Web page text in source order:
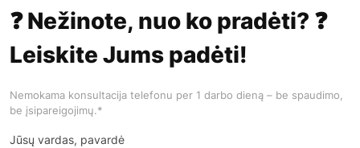
❓ Nežinote, nuo ko pradėti? ❓
Leiskite Jums padėti!
Nemokama konsultacija telefonu per 1 darbo dieną – be spaudimo,
be įsipareigojimų.*
Jūsų vardas, pavardė